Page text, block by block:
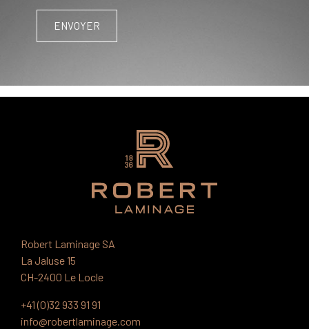
Robert Laminage SA
La Jaluse 15
CH-2400 Le Locle
+41 (0)32 933 91 91
info@robertlaminage.com